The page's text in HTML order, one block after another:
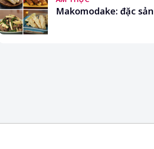
Makomodake: đặc